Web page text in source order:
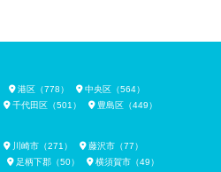
港区（778）
中央区（564）
千代田区（501）
豊島区（449）
川崎市（271）
藤沢市（77）
足柄下郡（50）
横須賀市（49）